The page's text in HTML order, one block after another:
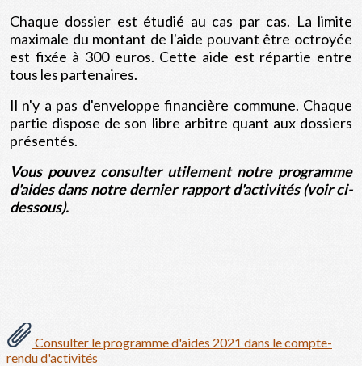
Chaque dossier est étudié au cas par cas. La limite
maximale du montant de l'aide pouvant être octroyée
est fixée à 300 euros. Cette aide est répartie entre
tous les partenaires.
Il n'y a pas d'enveloppe financière commune. Chaque
partie dispose de son libre arbitre quant aux dossiers
présentés.
Vous pouvez consulter utilement notre programme
d'aides dans notre dernier rapport d'activités (voir ci-
dessous).
Consulter le programme d'aides 2021 dans le compte-
rendu d'activités